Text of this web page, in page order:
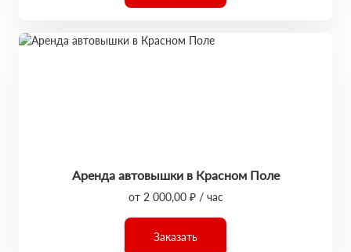
Аренда автовышки в Красном Поле
от 2 000,00 ₽ / час
Заказать